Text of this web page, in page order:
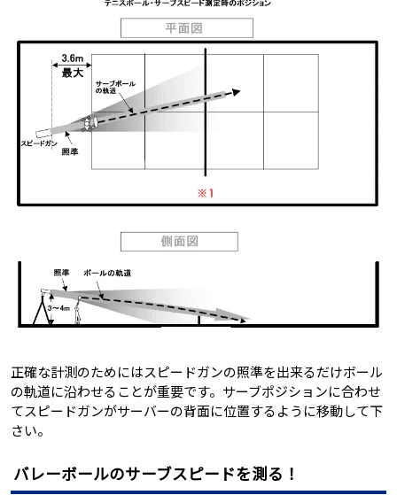
正確な計測のためにはスピードガンの照準を出来るだけボール
の軌道に沿わせることが重要です。サーブポジションに合わせ
てスピードガンがサーバーの背面に位置するように移動して下
さい。
バレーボールのサーブスピードを測る！